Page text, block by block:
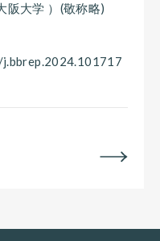
阪大学 ）(敬称略)